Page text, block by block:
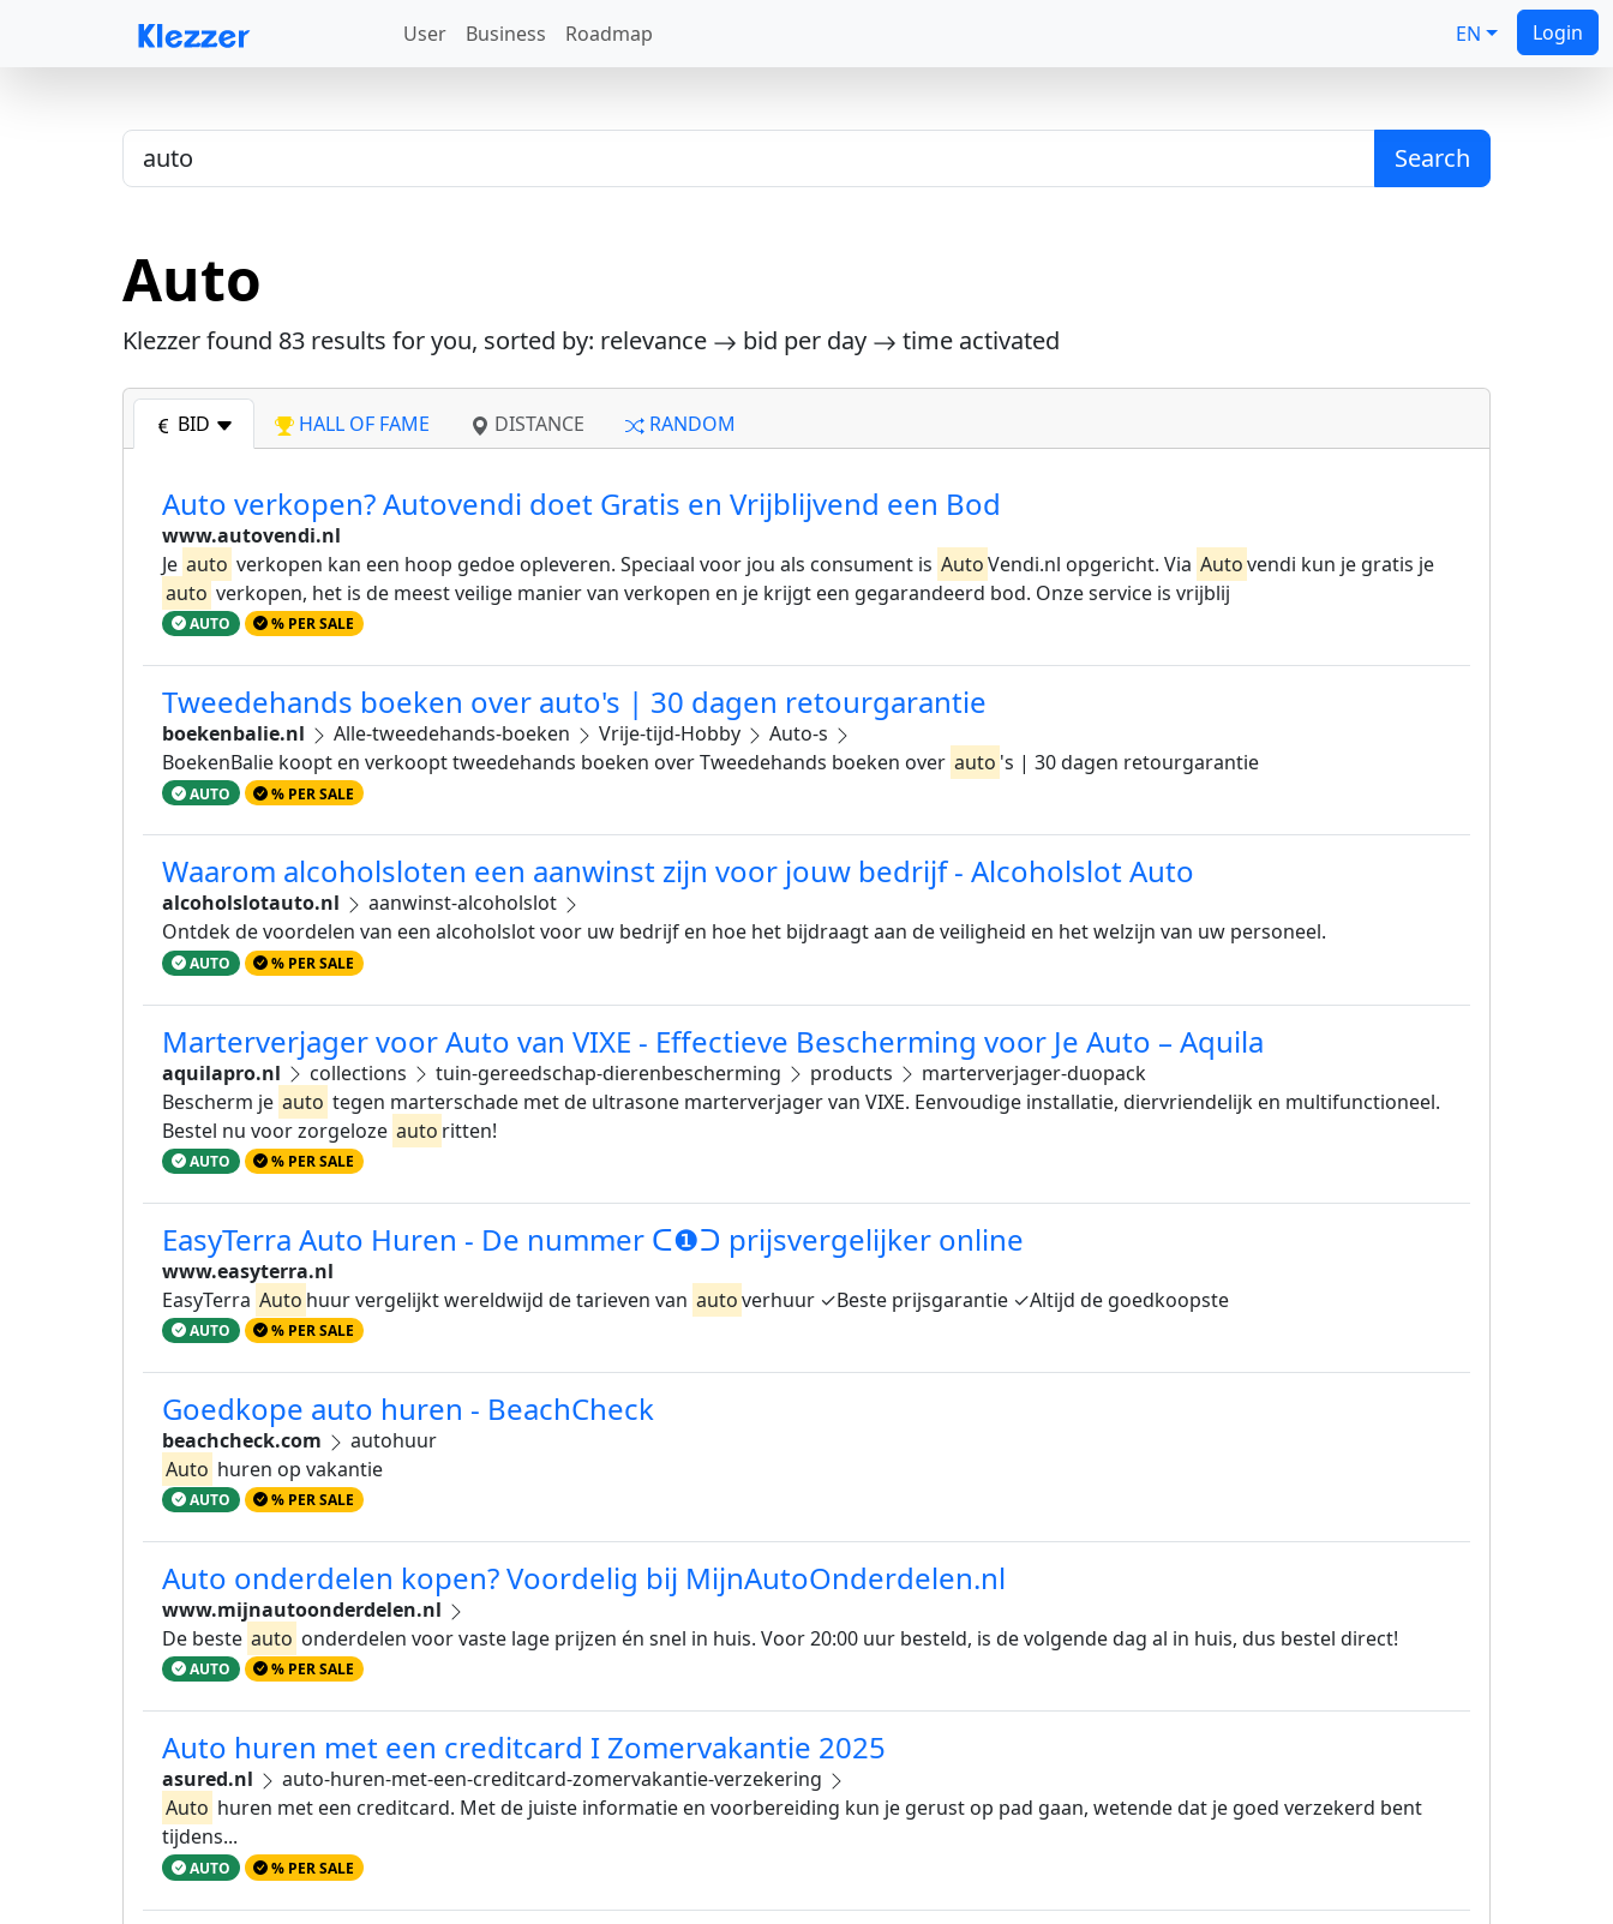
User Business Roadmap EN Login
Search
Auto
Klezzer found 83 results for you, sorted by: relevance bid per day time activated
BID HALL OF FAME DISTANCE RANDOM
Auto verkopen? Autovendi doet Gratis en Vrijblijvend een Bod
www.autovendi.nl
Je auto verkopen kan een hoop gedoe opleveren. Speciaal voor jou als consument is AutoVendi.nl opgericht. Via Autovendi kun je gratis je
auto verkopen, het is de meest veilige manier van verkopen en je krijgt een gegarandeerd bod. Onze service is vrijblij
AUTO % PER SALE
Tweedehands boeken over auto's | 30 dagen retourgarantie
boekenbalie.nl Alle-tweedehands-boeken Vrije-tijd-Hobby
Auto-s
BoekenBalie koopt en verkoopt tweedehands boeken over Tweedehands boeken over auto 's | 30 dagen retourgarantie
AUTO % PER SALE
Waarom alcoholsloten een aanwinst zijn voor jouw bedrijf - Alcoholslot Auto
alcoholslotauto.nl
aanwinst-alcoholslot
Ontdek de voordelen van een alcoholslot voor uw bedrijf en hoe het bijdraagt aan de veiligheid en het welzijn van uw personeel.
AUTO % PER SALE
Marterverjager voor Auto van VIXE - Effectieve Bescherming voor Je Auto – Aquila
aquilapro.nl collections tuin-gereedschap-dierenbescherming products
marterverjager-duopack
Bescherm je auto tegen marterschade met de ultrasone marterverjager van VIXE. Eenvoudige installatie, diervriendelijk en multifunctioneel.
Bestel nu voor zorgeloze auto ritten!
AUTO % PER SALE
EasyTerra Auto Huren - De nummer ᑕ❶ᑐ prijsvergelijker online
www.easyterra.nl
EasyTerra Auto huur vergelijkt wereldwijd de tarieven van autoverhuur ✓Beste prijsgarantie ✓Altijd de goedkoopste
AUTO % PER SALE
Goedkope auto huren - BeachCheck
beachcheck.com
autohuur
Auto huren op vakantie
AUTO % PER SALE
Auto onderdelen kopen? Voordelig bij MijnAutoOnderdelen.nl
www.mijnautoonderdelen.nl
De beste auto onderdelen voor vaste lage prijzen én snel in huis. Voor 20:00 uur besteld, is de volgende dag al in huis, dus bestel direct!
AUTO % PER SALE
Auto huren met een creditcard I Zomervakantie 2025
asured.nl
auto-huren-met-een-creditcard-zomervakantie-verzekering
Auto huren met een creditcard. Met de juiste informatie en voorbereiding kun je gerust op pad gaan, wetende dat je goed verzekerd bent
tijdens...
AUTO % PER SALE